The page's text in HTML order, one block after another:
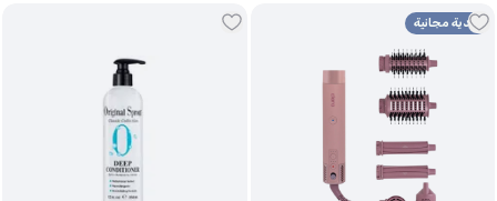
هدية مجانية